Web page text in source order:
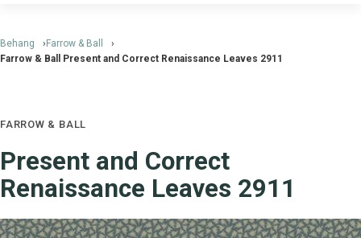
Behang
Farrow & Ball
Farrow & Ball Present and Correct Renaissance Leaves 2911
FARROW & BALL
Present and Correct
Renaissance Leaves 2911